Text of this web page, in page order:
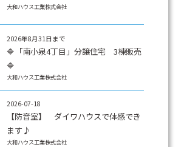
大和ハウス工業株式会社
2026年8月31日まで
🔷「南小泉4丁目」分譲住宅 3棟販売
🔷
大和ハウス工業株式会社
2026-07-18
【防音室】 ダイワハウスで体感でき
ます♪
大和ハウス工業株式会社